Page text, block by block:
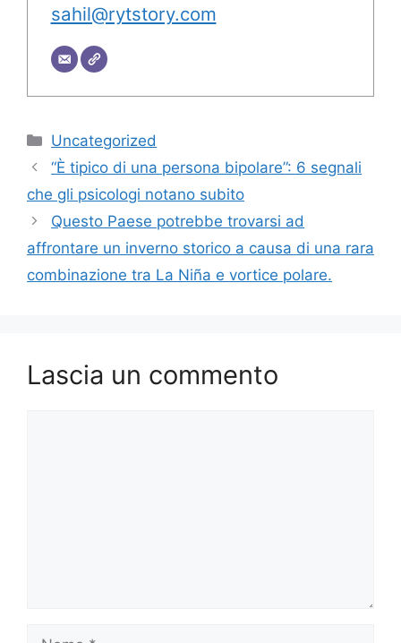
sahil@rytstory.com
Categorie
Uncategorized
“È tipico di una persona bipolare”: 6 segnali
che gli psicologi notano subito
Questo Paese potrebbe trovarsi ad
affrontare un inverno storico a causa di una rara
combinazione tra La Niña e vortice polare.
Lascia un commento